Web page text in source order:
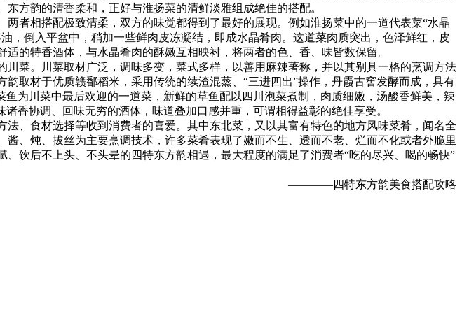
方韵的清香柔和，正好与淮扬菜的清鲜淡雅组成绝佳的搭配。
者相搭配极致清柔，双方的味觉都得到了最好的展现。例如淮扬菜中的一道代表菜“水晶
，倒入平盆中，稍加一些鲜肉皮冻凝结，即成水晶肴肉。这道菜肉质突出，色泽鲜红，皮
的特香酒体，与水晶肴肉的酥嫩互相映衬，将两者的色、香、味皆数保留。
菜。川菜取材广泛，调味多变，菜式多样，以善用麻辣著称，并以其别具一格的烹调方法
取材于优质赣鄱稻米，采用传统的续渣混蒸、“三进四出”操作，丹霞古窖发酵而成，具有
为川菜中最后欢迎的一道菜，新鲜的草鱼配以四川泡菜煮制，肉质细嫩，汤酸香鲜美，辣
香协调、回味无穷的酒体，味道叠加口感并重，可谓相得益彰的绝佳享受。
、食材选择等收到消费者的喜爱。其中东北菜，又以其富有特色的地方风味菜肴，闻名全
、炖、拔丝为主要烹调技术，许多菜肴表现了嫩而不生、透而不老、烂而不化或者外脆里
饮后不上头、不头晕的四特东方韵相遇，最大程度的满足了消费者“吃的尽兴、喝的畅快”
————四特东方韵美食搭配攻略